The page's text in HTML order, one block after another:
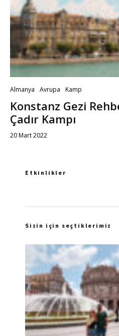
Almanya Avrupa Kamp
Konstanz Gezi
Çadır Kampı
20 Mart 2022
Etkinlikler
Sizin için seçtiklerimiz